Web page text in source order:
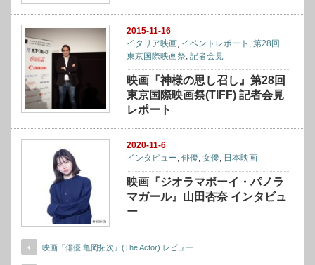
2015-11-16
イタリア映画, イベントレポート ,第28回
東京国際映画祭,記者会見
映画『神様の思し召し』第28回
東京国際映画祭(TIFF) 記者会見
レポート
2020-11-6
インタビュー,俳優,女優, 日本映画
映画『ジオラマボーイ・パノラ
マガール』山田杏奈 インタビュ
ー
映画『俳優 亀岡拓次』(The Actor) レビュー